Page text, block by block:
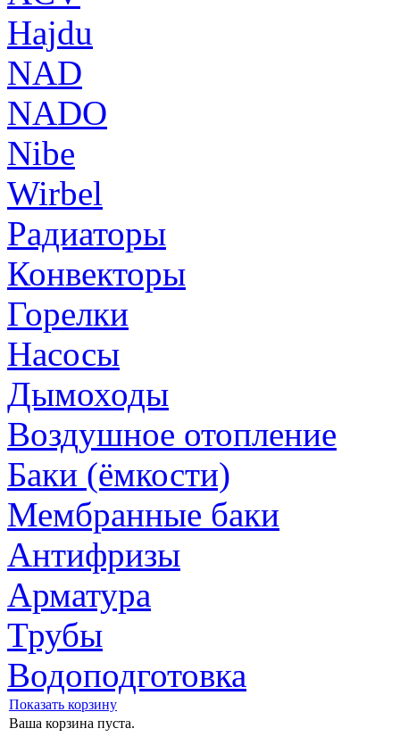
Hajdu
NAD
NADO
Nibe
Wirbel
Радиаторы
Конвекторы
Горелки
Насосы
Дымоходы
Воздушное отопление
Баки (ёмкости)
Мембранные баки
Антифризы
Арматура
Трубы
Водоподготовка
Показать корзину
Ваша корзина пуста.